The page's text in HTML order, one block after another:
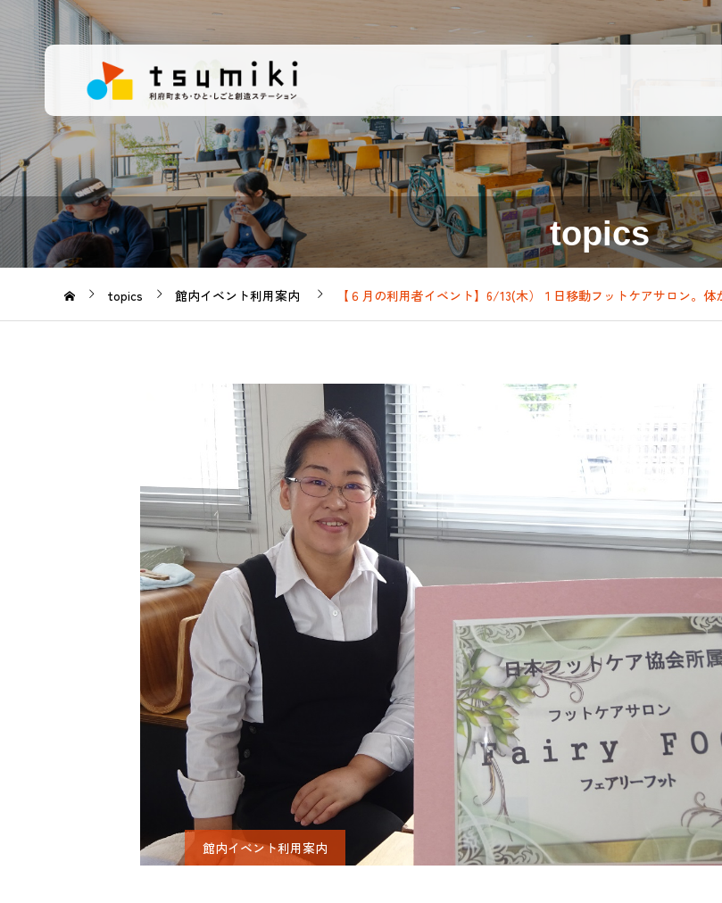
topics
topics 館内イベント利用案内 【６月の利用者イベント】6/13(木）１日移動フットケアサロン。体
館内イベント利用案内